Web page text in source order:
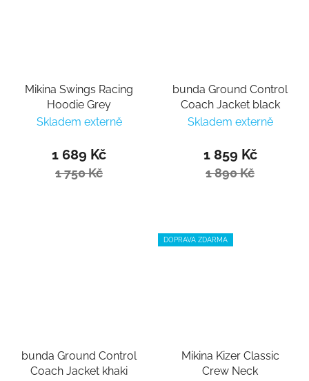
Mikina Swings Racing
Hoodie Grey
Skladem externě
1 689 Kč
1 750 Kč
bunda Ground Control
Coach Jacket black
Skladem externě
1 859 Kč
1 890 Kč
bunda Ground Control
Coach Jacket khaki
DOPRAVA ZDARMA
Mikina Kizer Classic
Crew Neck